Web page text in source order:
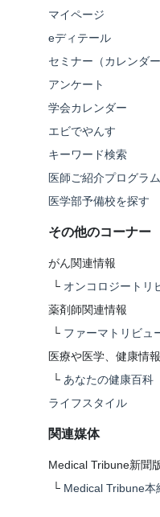
マイページ
eディテール
セミナー（カレンダー
アンケート
学会カレンダー
エビでやんす
キーワード検索
医師ご紹介プログラム
医学部予備校を探す
その他のコーナー
がん関連情報
└ オンコロジートリ
薬剤師関連情報
└ ファーマトリビュ
医療や医学、健康情
└ あなたの健康百科
ライフスタイル
関連媒体
Medical Tribune新聞
└ Medical Tribune本